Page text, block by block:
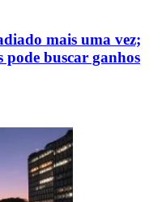
mais uma vez;
buscar ganhos